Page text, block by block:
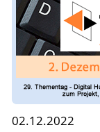
02.12.2022